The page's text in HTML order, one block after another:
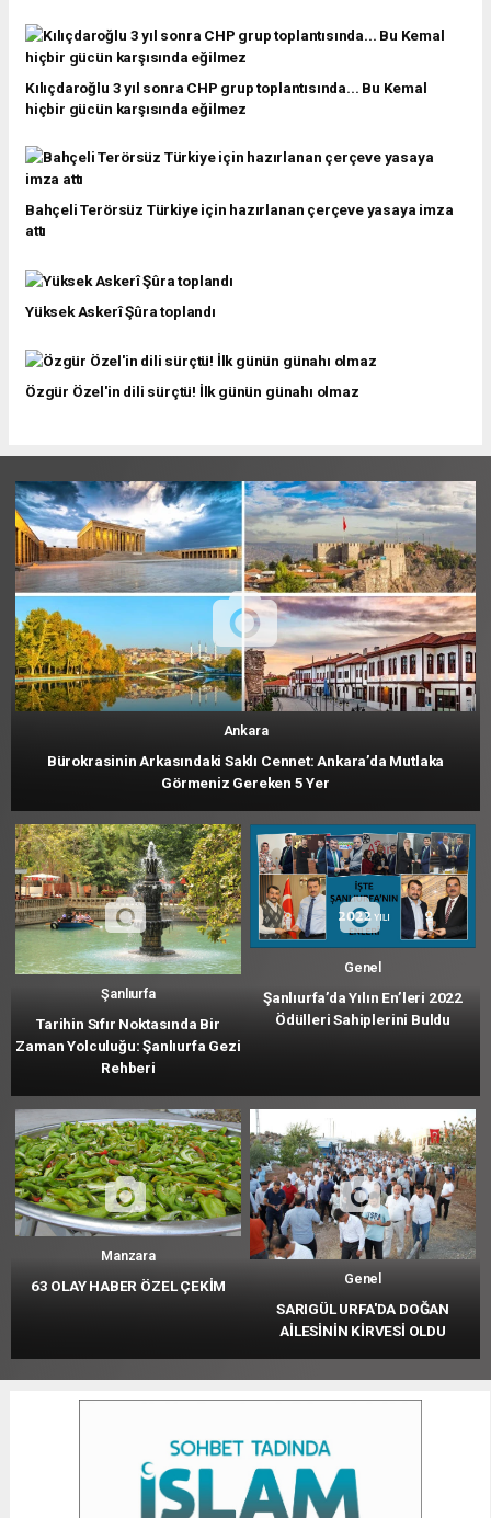
Kılıçdaroğlu 3 yıl sonra CHP grup toplantısında... Bu Kemal
hiçbir gücün karşısında eğilmez
Bahçeli Terörsüz Türkiye için hazırlanan çerçeve yasaya imza
attı
Yüksek Askerî Şûra toplandı
Özgür Özel'in dili sürçtü! İlk günün günahı olmaz
Ankara
Bürokrasinin Arkasındaki Saklı Cennet: Ankara’da Mutlaka
Görmeniz Gereken 5 Yer
Şanlıurfa
Tarihin Sıfır Noktasında Bir
Zaman Yolculuğu: Şanlıurfa Gezi
Rehberi
Genel
Şanlıurfa’da Yılın En’leri 2022
Ödülleri Sahiplerini Buldu
Manzara
63 OLAY HABER ÖZEL ÇEKİM Genel
SARIGÜL URFA'DA DOĞAN
AİLESİNİN KİRVESİ OLDU